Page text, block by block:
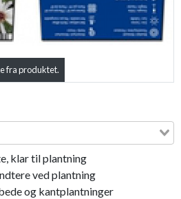
fra produktet.
klar til plantning
ved plantning
og kantplantninger